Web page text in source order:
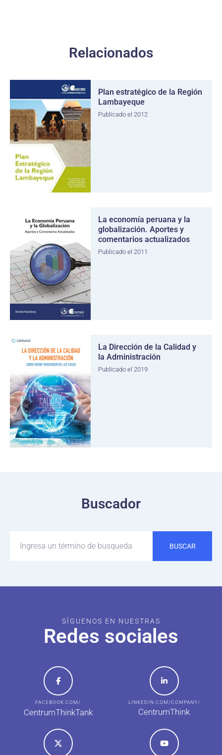
Relacionados
Plan estratégico de la Región
Lambayeque
Publicado el 2012
La economía peruana y la
globalización. Aportes y
comentarios actualizados
Publicado el 2011
La Dirección de la Calidad y
la Administración
Publicado el 2019
Buscador
BUSCAR
SÍGUENOS EN NUESTRAS
Redes sociales
FACEBOOK.COM/
CentrumThinkTank
LINKEDIN.COM/COMPANY/
CentrumThink